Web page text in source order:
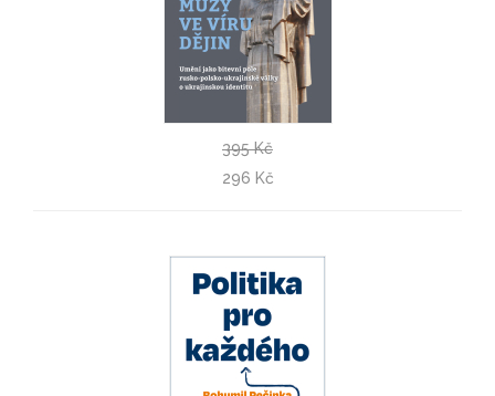
Josef Mlejnek jr.
Múzy ve víru dějin
395 Kč
296 Kč